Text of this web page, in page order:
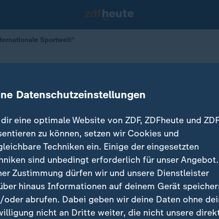
Sportwelt"
Datenschutzeinstellungen
eine optimale Website von ZDF, ZDFheute und
zu können, setzen wir Cookies und
Techniken ein. Einige der eingesetzten
sind unbedingt erforderlich für unser
Zustimmung dürfen wir und unsere Dienstleister
hinaus Informationen auf deinem Gerät
oder abrufen. Dabei geben wir deine Daten ohne
nicht an Dritte weiter, die nicht unsere